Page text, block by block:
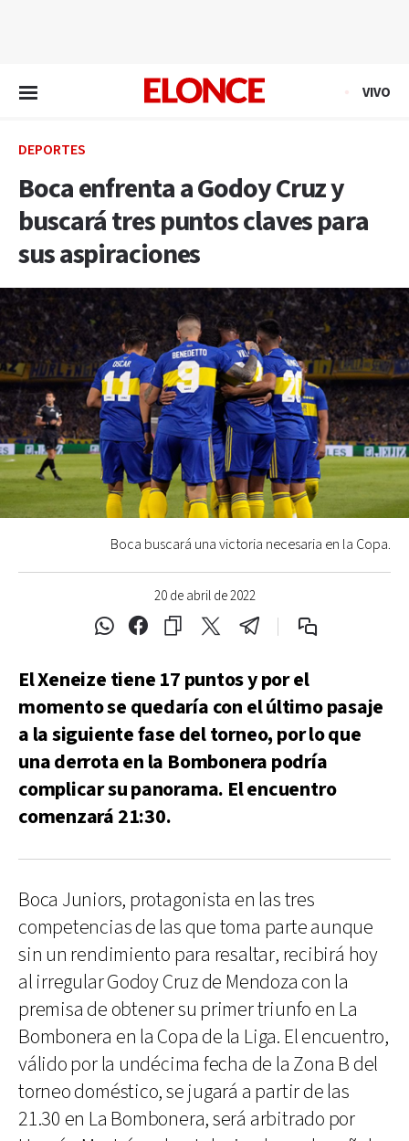
VIVO
DEPORTES
Boca enfrenta a Godoy Cruz y
buscará tres puntos claves para
sus aspiraciones
20 de abril de 2022
Boca buscará una victoria necesaria en la Copa.
El Xeneize tiene 17 puntos y por el
momento se quedaría con el último pasaje
a la siguiente fase del torneo, por lo que
una derrota en la Bombonera podría
complicar su panorama. El encuentro
comenzará 21:30.
Boca Juniors, protagonista en las tres
competencias de las que toma parte aunque
sin un rendimiento para resaltar, recibirá hoy
al irregular Godoy Cruz de Mendoza con la
premisa de obtener su primer triunfo en La
Bombonera en la Copa de la Liga. El encuentro,
válido por la undécima fecha de la Zona B del
torneo doméstico, se jugará a partir de las
21.30 en La Bombonera, será arbitrado por